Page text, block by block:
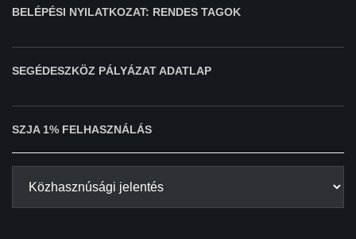
BELÉPÉSI NYILATKOZAT: RENDES TAGOK
SEGÉDESZKÖZ PÁLYÁZAT ADATLAP
SZJA 1% FELHASZNÁLÁS